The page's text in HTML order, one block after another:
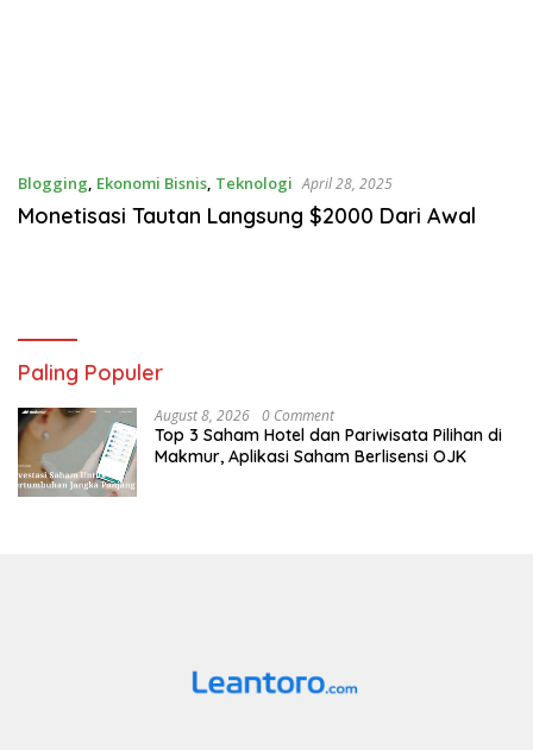
Blogging, Ekonomi Bisnis, Teknologi April 28, 2025
Monetisasi Tautan Langsung $2000 Dari Awal
Paling Populer
August 8, 2026 0 Comment
Top 3 Saham Hotel dan Pariwisata Pilihan di
Makmur, Aplikasi Saham Berlisensi OJK